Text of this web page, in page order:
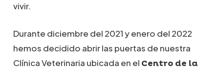
vivir.
Durante diciembre del 2021 y enero del 2022
hemos decidido abrir las puertas de nuestra
Clínica Veterinaria ubicada en el Centro de la